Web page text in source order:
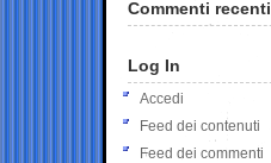
Commenti recenti
Log In
Accedi
Feed dei contenuti
Feed dei commenti